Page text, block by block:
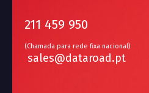
211 459 950
(Chamada para rede fixa nacional)
sales@dataroad.pt